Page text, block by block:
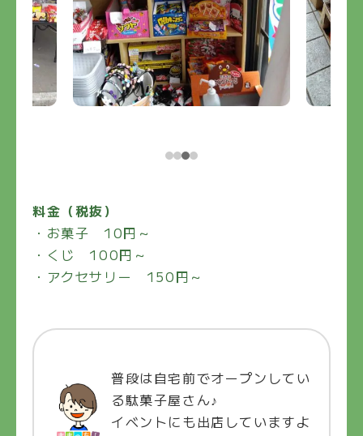
料金（税抜）
・お菓子 10円～
・くじ 100円～
・アクセサリー 150円～
普段は自宅前でオープンしてい
る駄菓子屋さん♪
イベントにも出店していますよ